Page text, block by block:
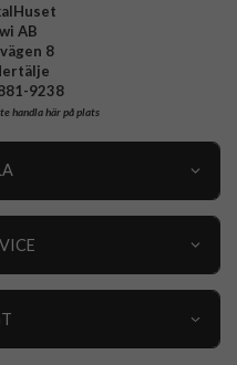
AB
8
9238
handla här på plats